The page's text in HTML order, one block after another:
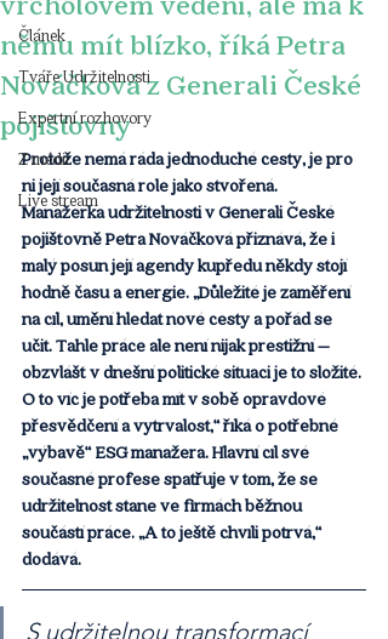
Článek
Tváře Udržitelnosti
Expertní rozhovory
Z médií
Live stream
němu mít blízko, říká Petra
Nováčková z Generali České
pojišťovny
Protože nemá ráda jednoduché cesty, je pro
ni její současná role jako stvořená.
Manažerka udržitelnosti v Generali České
pojišťovně Petra Nováčková přiznává, že i
malý posun její agendy kupředu někdy stojí
hodně času a energie. „Důležité je zaměření
na cíl, umění hledat nové cesty a pořád se
učit. Tahle práce ale není nijak prestižní –
obzvlášť v dnešní politické situaci je to složité.
O to víc je potřeba mít v sobě opravdové
přesvědčení a vytrvalost,“ říká o potřebné
„výbavě“ ESG manažera. Hlavní cíl své
současné profese spatřuje v tom, že se
udržitelnost stane ve firmách běžnou
součástí práce. „A to ještě chvíli potrvá,“
dodává.
S udržitelnou transformací